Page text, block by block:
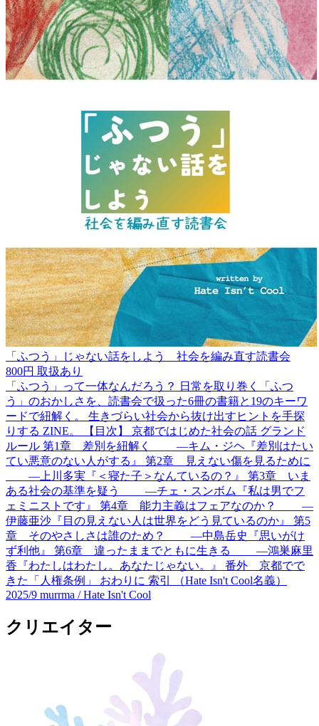
「ふつう」じゃない話をしよう 社会を編み直す読書会
800円 取扱あり
「ふつう」って一体なんだろう？ 日常を取り巻く「ふつ
う」のおかしさを、読書会で扱った6冊の書籍と19のキーワ
ードで紐解く。 生きづらい社会から抜け出すヒントを手探
りする ZINE。 【目次】 京都ではじめた社会の話 グランド
ルール 第1章 差別を紐解く ―キム・ジヘ『差別はたい
てい悪意のない人がする』 第2章 見えない傷を見るために
―上川多実『＜寝た子＞なんているの？』 第3章 いま
ある社会の基準を疑う ―チェ・スンボム『私は男でフ
ェミニストです』 第4章 能力主義はフェアなのか？ ―
伊藤亜沙『目の見えない人は世界をどう見ているのか』 第5
章 そのやさしさは誰のため？ ―中島岳史『思いがけ
ず利他』 第6章 違ったままでともに生きる ―鴻巣麻里
香『わたしはわたし。あなたじゃない。』 番外 京都でで
きた「人権条例」 おわりに 索引 （Hate Isn't Cool名義）
2025/9 murrma / Hate Isn't Cool
クリエイター